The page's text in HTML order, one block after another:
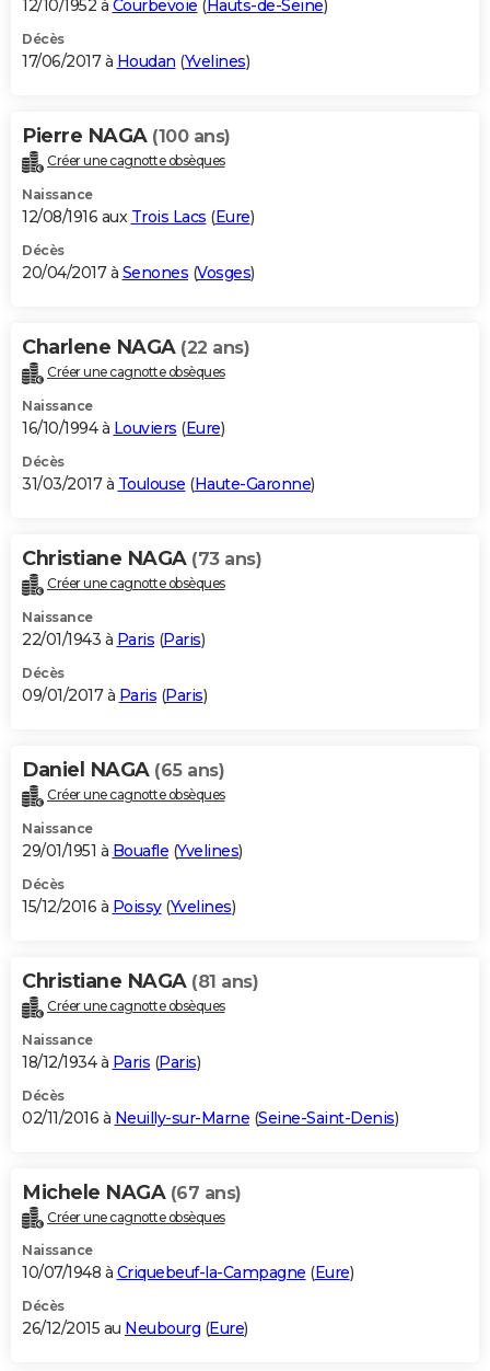
12/10/1952 à Courbevoie ( Hauts-de-Seine)
Décès
17/06/2017 à Houdan (Yvelines)
Pierre NAGA (100 ans)
Créer une cagnotte obsèques
Naissance
12/08/1916 aux Trois Lacs (Eure)
Décès
20/04/2017 à Senones (Vosges)
Charlene NAGA (22 ans)
Créer une cagnotte obsèques
Naissance
16/10/1994 à Louviers (Eure)
Décès
31/03/2017 à Toulouse (Haute-Garonne)
Christiane NAGA (73 ans)
Créer une cagnotte obsèques
Naissance
22/01/1943 à Paris (Paris)
Décès
09/01/2017 à Paris (Paris)
Daniel NAGA (65 ans)
Créer une cagnotte obsèques
Naissance
29/01/1951 à Bouafle (Yvelines)
Décès
15/12/2016 à Poissy(Yvelines)
Christiane NAGA (81 ans)
Créer une cagnotte obsèques
Naissance
18/12/1934 à Paris (Paris)
Décès
02/11/2016 à Neuilly-sur-Marne (Seine-Saint-Denis)
Michele NAGA (67 ans)
Créer une cagnotte obsèques
Naissance
10/07/1948 à Criquebeuf-la-Campagne (Eure)
Décès
26/12/2015 au Neubourg (Eure)